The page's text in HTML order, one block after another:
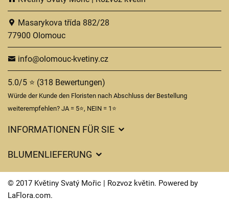
Masarykova třída 882/28
77900 Olomouc
info@olomouc-kvetiny.cz
5.0/5 ⭐ (318 Bewertungen)
Würde der Kunde den Floristen nach Abschluss der Bestellung
weiterempfehlen? JA = 5⭐, NEIN = 1⭐
INFORMATIONEN FÜR SIE
Lieferzeiten für Blumen – Übersicht der Möglichkeiten
BLUMENLIEFERUNG
Liefergebühren
Wohin wir Blumen liefern
© 2017 Květiny Svatý Mořic | Rozvoz květin. Powered by
LaFlora.com.